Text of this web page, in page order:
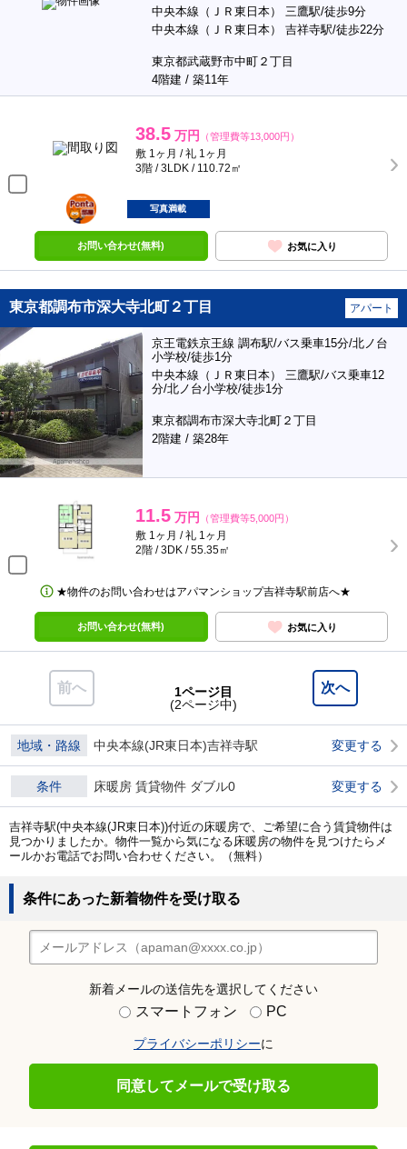
中央本線（ＪＲ東日本） 三鷹駅/徒歩9分
中央本線（ＪＲ東日本） 吉祥寺駅/徒歩22分
東京都武蔵野市中町２丁目
4階建 / 築11年
38.5 万円 （管理費等13,000円）
敷 1ヶ月 / 礼 1ヶ月
3階 / 3LDK / 110.72㎡
ポンタ
部屋
写真満載
お問い合わせ(無料) お気に入り
東京都調布市深大寺北町２丁目 アパート
京王電鉄京王線 調布駅/バス乗車15分/北ノ台
小学校/徒歩1分
中央本線（ＪＲ東日本） 三鷹駅/バス乗車12
分/北ノ台小学校/徒歩1分
東京都調布市深大寺北町２丁目
2階建 / 築28年
11.5 万円 （管理費等5,000円）
敷 1ヶ月 / 礼 1ヶ月
2階 / 3DK / 55.35㎡
★物件のお問い合わせはアパマンショップ吉祥寺駅前店へ★
お問い合わせ(無料) お気に入り
前へ 次へ
1ページ目
(2ページ中)
地域・路線 中央本線(JR東日本)吉祥寺駅 変更する
条件 床暖房 賃貸物件 ダブル0 変更する
吉祥寺駅(中央本線(JR東日本))付近の床暖房で、ご希望に合う賃貸物件は
見つかりましたか。物件一覧から気になる床暖房の物件を見つけたらメ
ールかお電話でお問い合わせください。（無料）
条件にあった新着物件を受け取る
新着メールの送信先を選択してください
スマートフォン PC
プライバシーポリシーに
同意してメールで受け取る